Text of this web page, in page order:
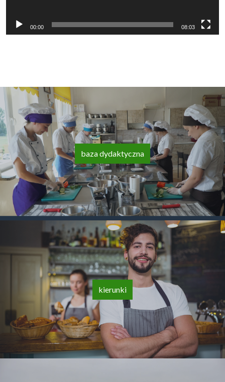
00:00 08:03
baza dydaktyczna
kierunki